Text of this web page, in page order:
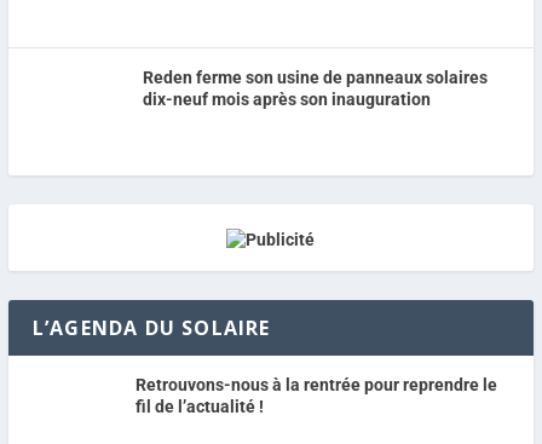
Reden ferme son usine de panneaux solaires
dix-neuf mois après son inauguration
L’AGENDA DU SOLAIRE
Retrouvons-nous à la rentrée pour reprendre le
fil de l’actualité !